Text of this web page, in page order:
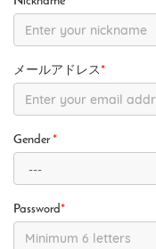
メールアドレス *
Gender *
Password*